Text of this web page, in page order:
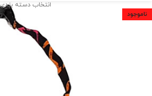
انتخاب دسته بندی
ناموجود